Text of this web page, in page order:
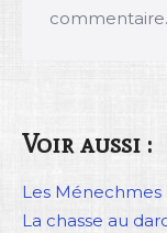
commentaire.
Voir aussi :
Les Ménechmes
La chasse au